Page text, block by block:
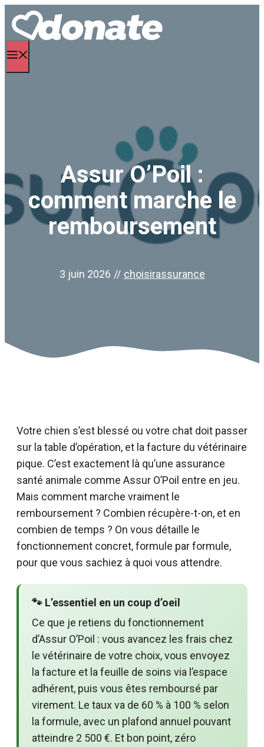
Aller
contenu
Assur O’Poil :
comment marche le
remboursement
3 juin 2026 // choisirassurance
Votre chien s’est blessé ou votre chat doit passer
sur la table d’opération, et la facture du vétérinaire
pique. C’est exactement là qu’une assurance
santé animale comme Assur O’Poil entre en jeu.
Mais comment marche vraiment le
remboursement ? Combien récupère-t-on, et en
combien de temps ? On vous détaille le
fonctionnement concret, formule par formule,
pour que vous sachiez à quoi vous attendre.
🐾 L’essentiel en un coup d’oeil
Ce que je retiens du fonctionnement
d’Assur O’Poil : vous avancez les frais chez
le vétérinaire de votre choix, vous envoyez
la facture et la feuille de soins via l’espace
adhérent, puis vous êtes remboursé par
virement. Le taux va de 60 % à 100 % selon
la formule, avec un plafond annuel pouvant
atteindre 2 500 €. Et bon point, zéro